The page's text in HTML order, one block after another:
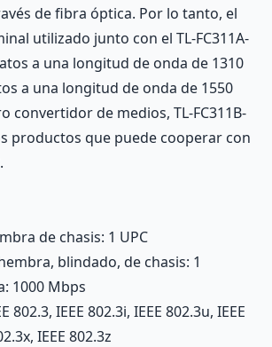
de fibra óptica. Por lo tanto, el
utilizado junto con el TL-FC311A-
a una longitud de onda de 1310
a una longitud de onda de 1550
convertidor de medios, TL-FC311B-
productos que puede cooperar con
de chasis: 1 UPC
blindado, de chasis: 1
: 1000 Mbps
802.3, IEEE 802.3i, IEEE 802.3u, IEEE
IEEE 802.3z